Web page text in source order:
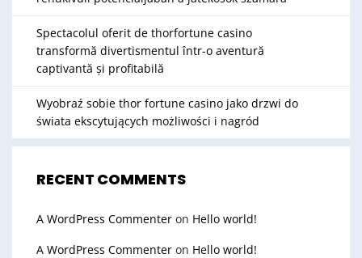
Spectacolul oferit de thorfortune casino
transformă divertismentul într-o aventură
captivantă și profitabilă
Wyobraź sobie thor fortune casino jako drzwi do
świata ekscytujących możliwości i nagród
RECENT COMMENTS
A WordPress Commenter on Hello world!
A WordPress Commenter on Hello world!